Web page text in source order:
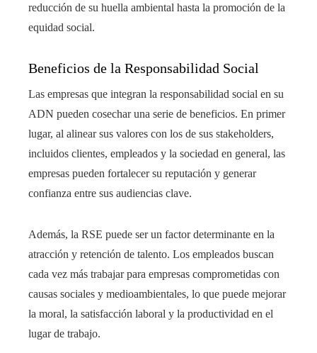
reducción de su huella ambiental hasta la promoción de la
equidad social.
Beneficios de la Responsabilidad Social
Las empresas que integran la responsabilidad social en su
ADN pueden cosechar una serie de beneficios. En primer
lugar, al alinear sus valores con los de sus stakeholders,
incluidos clientes, empleados y la sociedad en general, las
empresas pueden fortalecer su reputación y generar
confianza entre sus audiencias clave.
Además, la RSE puede ser un factor determinante en la
atracción y retención de talento. Los empleados buscan
cada vez más trabajar para empresas comprometidas con
causas sociales y medioambientales, lo que puede mejorar
la moral, la satisfacción laboral y la productividad en el
lugar de trabajo.